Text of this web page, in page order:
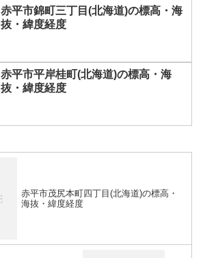
赤平市錦町三丁目(北海道)の標高・海
抜・緯度経度
赤平市平岸桂町(北海道)の標高・海
抜・緯度経度
赤平市茂尻本町四丁目(北海道)の標高・
海抜・緯度経度